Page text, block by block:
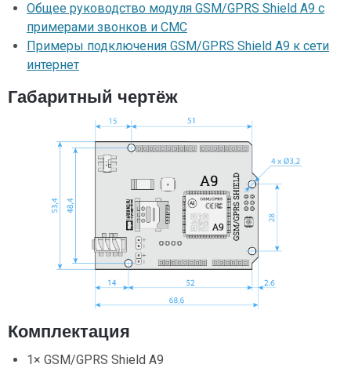
Общее руководство модуля GSM/GPRS Shield A9 c
примерами звонков и СМС
Примеры подключения GSM/GPRS Shield A9 к сети
интернет
Габаритный чертёж
Комплектация
1× GSM/GPRS Shield A9